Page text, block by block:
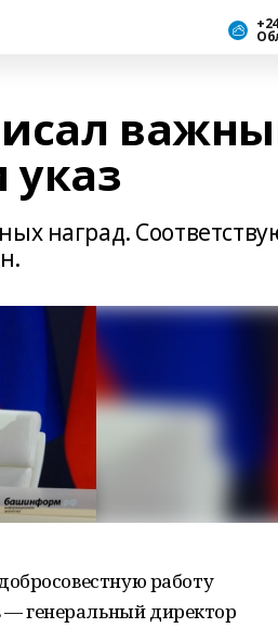
наград.
работу
генеральный директор